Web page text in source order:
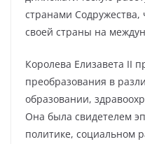
странами
своей страны на
Королева Елизавета II
преобразования в
образовании,
Она была свидетелем
политике, социальном